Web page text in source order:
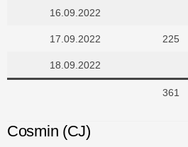
16.09.2022
17.09.2022 225
18.09.2022
361
Cosmin (CJ)